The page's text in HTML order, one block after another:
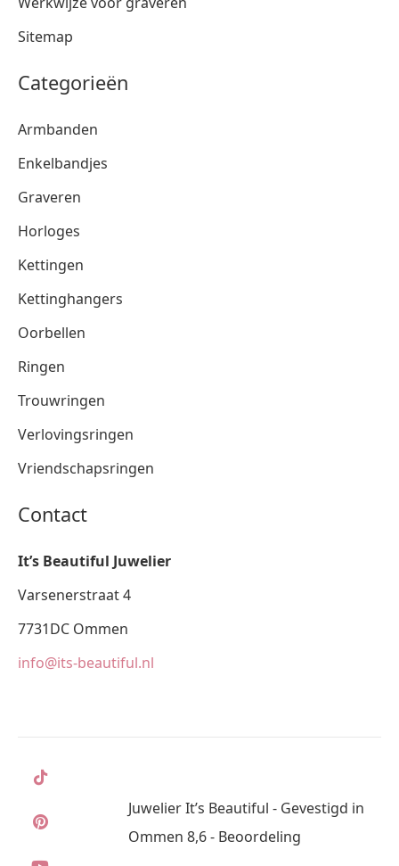
Sitemap
Categorieën
Armbanden
Enkelbandjes
Graveren
Horloges
Kettingen
Kettinghangers
Oorbellen
Ringen
Trouwringen
Verlovingsringen
Vriendschapsringen
Contact
It’s Beautiful Juwelier
Varsenerstraat 4
7731DC Ommen
info@its-beautiful.nl
Juwelier It’s Beautiful - Gevestigd in
Ommen 8,6 - Beoordeling